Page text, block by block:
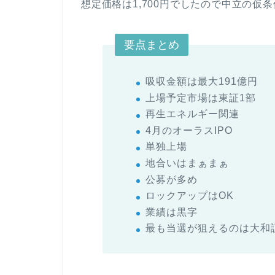
想定価格は1,700円でしたので中立の仮条
要点まとめ
吸収金額は最大191億円
上場予定市場は東証1部
再生エネルギー関連
4月のオーラスIPO
単独上場
地合いはまぁまぁ
公募が多め
ロックアップはOK
業績は黒字
最も当選が狙えるのは大和